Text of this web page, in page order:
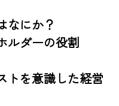
なにか？
ルダーの役割
トを意識した経営